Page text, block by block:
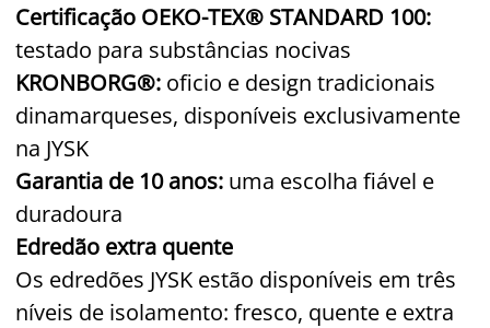
Certificação OEKO-TEX® STANDARD 100:
testado para substâncias nocivas
KRONBORG®: oficio e design tradicionais
dinamarqueses, disponíveis exclusivamente
na JYSK
Garantia de 10 anos: uma escolha fiável e
duradoura
Edredão extra quente
Os edredões JYSK estão disponíveis em três
níveis de isolamento: fresco, quente e extra